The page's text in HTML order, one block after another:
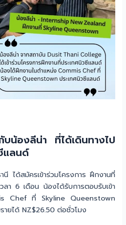
น้องลีน่า ที่ได้เดินทางไป
แลนด์
ได้สมัครเข้าร่วมโครงการ ฝึกงานที่
วลา 6 เดือน น้องได้รับการตอบรับเข้า
Chef ที่ Skyline Queenstown
ายได้ NZ$26.50 ต่อชั่วโมง